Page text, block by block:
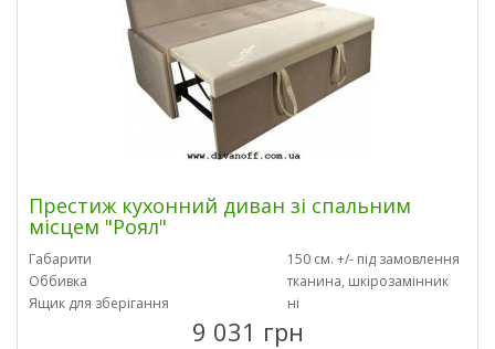
Престиж кухонний диван зі спальним
місцем "Роял"
Габарити
150 см. +/- під замовлення
Оббивка
тканина, шкірозамінник
Ящик для зберігання
ні
9 031 грн